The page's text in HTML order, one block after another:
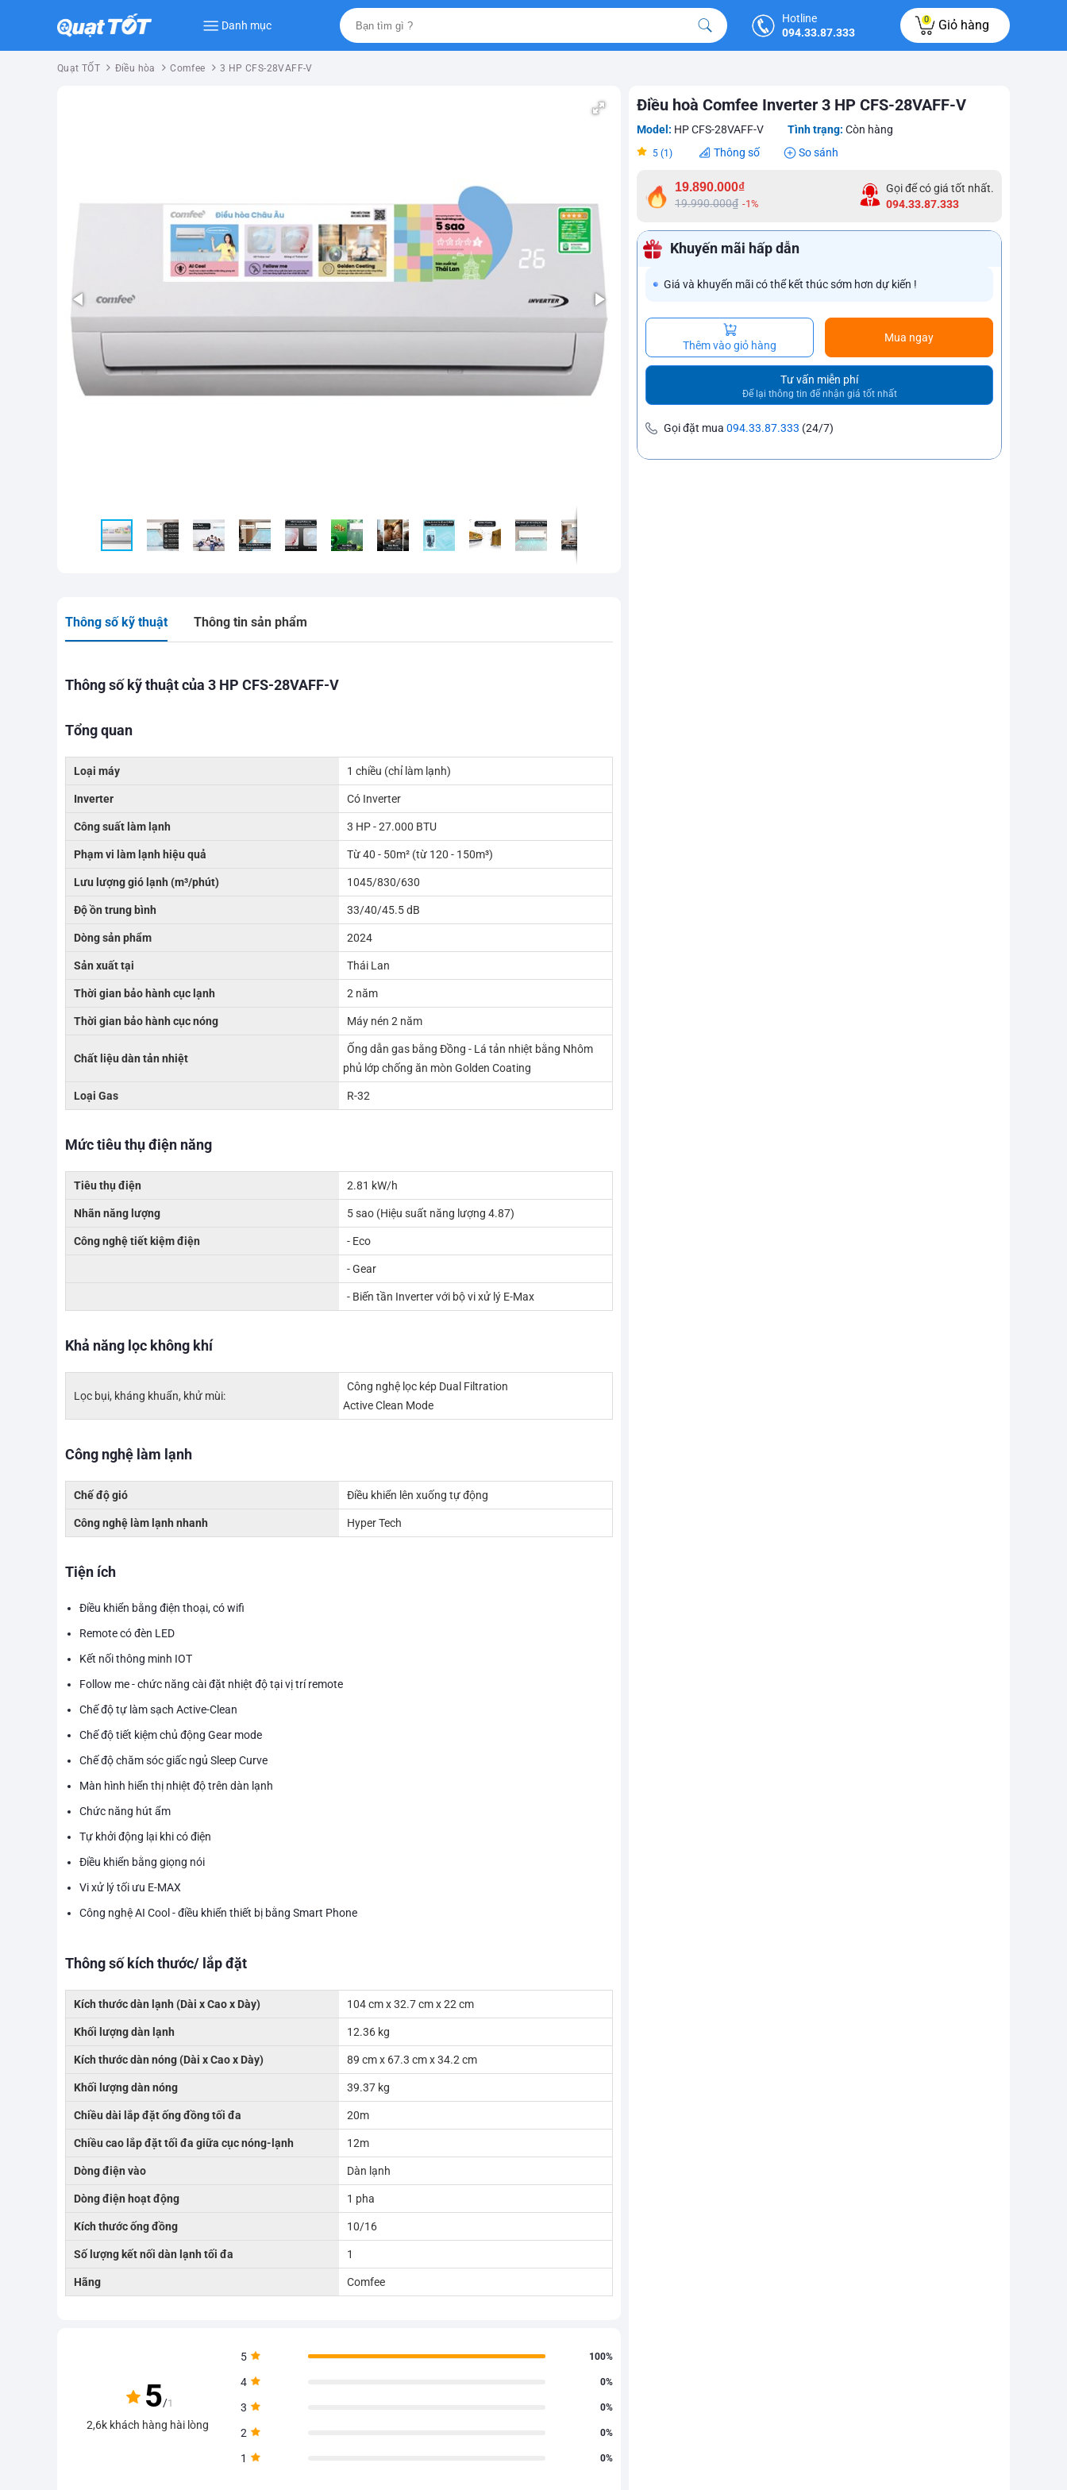
Danh mục
Hotline
094.33.87.333
0 Giỏ hàng
Quạt TỐT Điều hòa Comfee 3 HP CFS-28VAFF-V
Điều hoà Comfee Inverter 3 HP CFS-28VAFF-V
Model: HP CFS-28VAFF-V Tình trạng: Còn hàng
5 (1) Thông số So sánh
19.890.000₫
19.990.000₫ -1%
Gọi để có giá tốt nhất.
094.33.87.333
Khuyến mãi hấp dẫn
Giá và khuyến mãi có thể kết thúc sớm hơn dự kiến !
Thêm vào giỏ hàng
Mua ngay
Tư vấn miễn phí
Để lại thông tin để nhận giá tốt nhất
Gọi đặt mua 094.33.87.333 (24/7)
Thông số kỹ thuật Thông tin sản phẩm
Thông số kỹ thuật của 3 HP CFS-28VAFF-V
Tổng quan
Loại máy 1 chiều (chỉ làm lạnh)
Inverter Có Inverter
Công suất làm lạnh 3 HP - 27.000 BTU
Phạm vi làm lạnh hiệu quả Từ 40 - 50m² (từ 120 - 150m³)
Lưu lượng gió lạnh (m³/phút) 1045/830/630
Độ ồn trung bình 33/40/45.5 dB
Dòng sản phẩm 2024
Sản xuất tại Thái Lan
Thời gian bảo hành cục lạnh 2 năm
Thời gian bảo hành cục nóng Máy nén 2 năm
Chất liệu dàn tản nhiệt
Ống dẫn gas bằng Đồng - Lá tản nhiệt bằng Nhôm
phủ lớp chống ăn mòn Golden Coating
Loại Gas R-32
Mức tiêu thụ điện năng
Tiêu thụ điện 2.81 kW/h
Nhãn năng lượng 5 sao (Hiệu suất năng lượng 4.87)
Công nghệ tiết kiệm điện - Eco
- Gear
- Biến tần Inverter với bộ vi xử lý E-Max
Khả năng lọc không khí
Lọc bụi, kháng khuẩn, khử mùi:
Công nghệ lọc kép Dual Filtration
Active Clean Mode
Công nghệ làm lạnh
Chế độ gió Điều khiển lên xuống tự động
Công nghệ làm lạnh nhanh Hyper Tech
Tiện ích
Điều khiển bằng điện thoại, có wifi
Remote có đèn LED
Kết nối thông minh IOT
Follow me - chức năng cài đặt nhiệt độ tại vị trí remote
Chế độ tự làm sạch Active-Clean
Chế độ tiết kiệm chủ động Gear mode
Chế độ chăm sóc giấc ngủ Sleep Curve
Màn hình hiển thị nhiệt độ trên dàn lạnh
Chức năng hút ẩm
Tự khởi động lại khi có điện
Điều khiển bằng giọng nói
Vi xử lý tối ưu E-MAX
Công nghệ AI Cool - điều khiển thiết bị bằng Smart Phone
Thông số kích thước/ lắp đặt
Kích thước dàn lạnh (Dài x Cao x Dày) 104 cm x 32.7 cm x 22 cm
Khối lượng dàn lạnh 12.36 kg
Kích thước dàn nóng (Dài x Cao x Dày) 89 cm x 67.3 cm x 34.2 cm
Khối lượng dàn nóng 39.37 kg
Chiều dài lắp đặt ống đồng tối đa 20m
Chiều cao lắp đặt tối đa giữa cục nóng-lạnh 12m
Dòng điện vào Dàn lạnh
Dòng điện hoạt động 1 pha
Kích thước ống đồng 10/16
Số lượng kết nối dàn lạnh tối đa 1
Hãng Comfee
5/1
2,6k khách hàng hài lòng
5 100%
4 0%
3 0%
2 0%
1 0%